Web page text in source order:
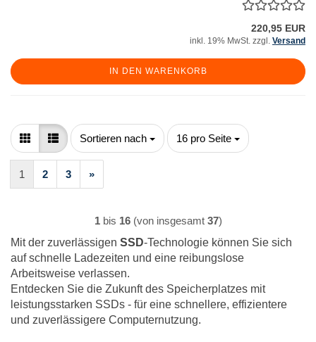
220,95 EUR
inkl. 19% MwSt. zzgl. Versand
IN DEN WARENKORB
Sortieren nach
Sortieren nach 16 pro Seite
pro Seite
1 2 3 »
1bis 16(von insgesamt 37)
Mit der zuverlässigen SSD-Technologie können Sie sich
auf schnelle Ladezeiten und eine reibungslose
Arbeitsweise verlassen.
Entdecken Sie die Zukunft des Speicherplatzes mit
leistungsstarken SSDs - für eine schnellere, effizientere
und zuverlässigere Computernutzung.